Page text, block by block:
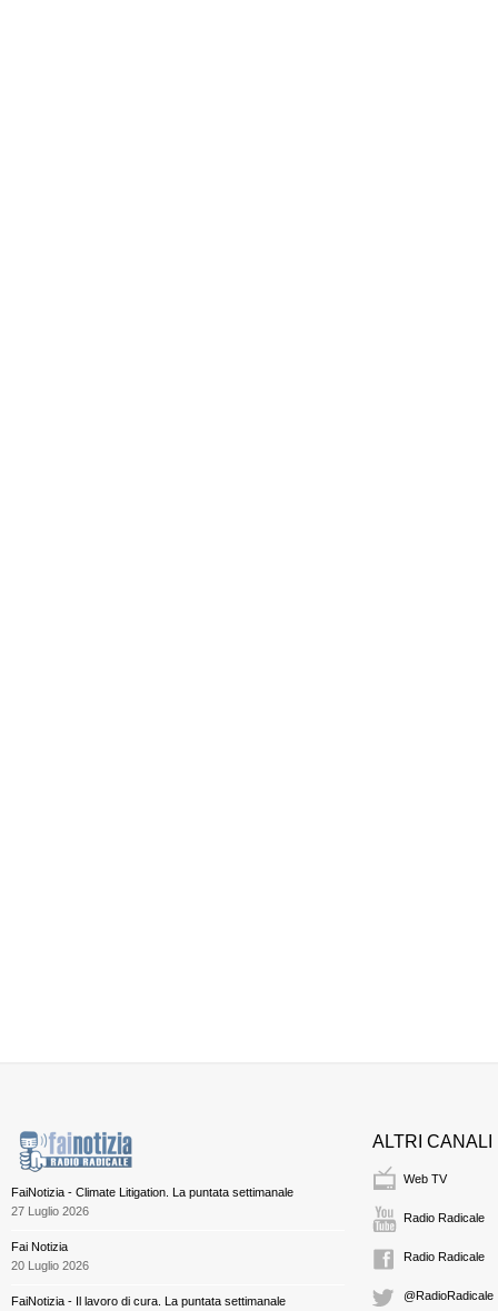
FaiNotizia - Climate Litigation. La puntata settimanale
27 Luglio 2026
Fai Notizia
20 Luglio 2026
FaiNotizia - Il lavoro di cura. La puntata settimanale
ALTRI CANALI
Web TV
Radio Radicale
Radio Radicale
@RadioRadicale